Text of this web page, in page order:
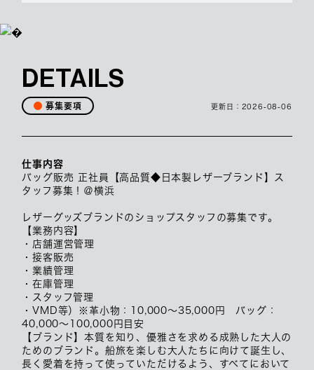
DETAILS
募集要項 更新日： 2026-08-06
仕事内容
バッグ販売 正社員【高品質◆日本製レザーブランド】ス
タッフ募集！＠横浜
レザーグッズブランドのショップスタッフの募集です。
【業務内容】
・店舗運営管理
・接客販売
・業績管理
・在庫管理
・スタッフ管理
・VMD等）※革小物：10,000～35,000円 バッグ：
40,000～100,000円目安
【ブランド】本質を知り、優雅さを求める成熟した大人の
ためのブランド。船旅を楽しむ大人たちに向けて誕生し、
長く愛着を持って使っていただけるよう、すべてにおいて